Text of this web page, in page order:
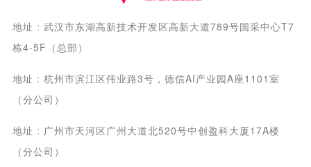
地址 : 武汉市东湖高新技术开发区高新大道789号国采中心T7
栋4-5F（总部）
地址 : 杭州市滨江区伟业路3号，德信AI产业园A座1101室
（分公司）
地址 : 广州市天河区广州大道北520号中创盈科大厦17A楼
（分公司）